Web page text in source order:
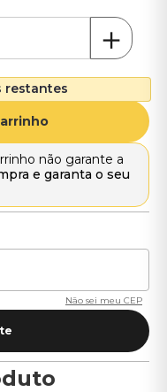
＋
restantes
não garante a
e garanta o seu
Não sei meu CEP